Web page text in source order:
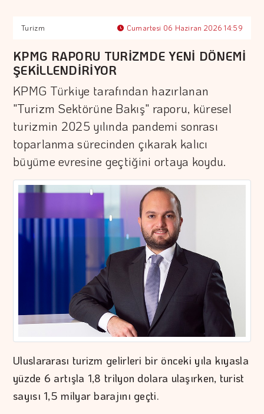
Turizm Cumartesi 06 Haziran 2026 14:59
KPMG RAPORU TURİZMDE YENİ DÖNEMİ
ŞEKİLLENDİRİYOR
KPMG Türkiye tarafından hazırlanan
"Turizm Sektörüne Bakış" raporu, küresel
turizmin 2025 yılında pandemi sonrası
toparlanma sürecinden çıkarak kalıcı
büyüme evresine geçtiğini ortaya koydu.
Uluslararası turizm gelirleri bir önceki yıla kıyasla
yüzde 6 artışla 1,8 trilyon dolara ulaşırken, turist
sayısı 1,5 milyar barajını geçti.